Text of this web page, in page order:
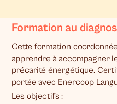
Formation au
Cette formation
apprendre à accompagner
précarité énergétique.
portée avec Enercoop
Les objectifs :